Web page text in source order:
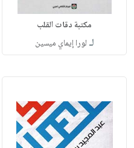
مكتبة دقات القلب
لـ لورا إيماي ميسين